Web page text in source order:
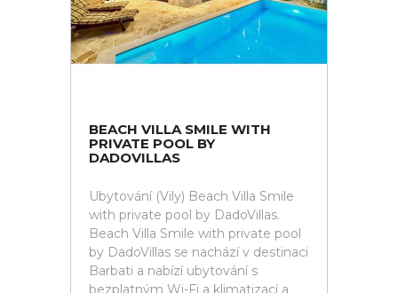
BEACH VILLA SMILE WITH
PRIVATE POOL BY
DADOVILLAS
Ubytování (Vily) Beach Villa Smile
with private pool by DadoVillas.
Beach Villa Smile with private pool
by DadoVillas se nachází v destinaci
Barbati a nabízí ubytování s
bezplatným Wi-Fi a klimatizací a